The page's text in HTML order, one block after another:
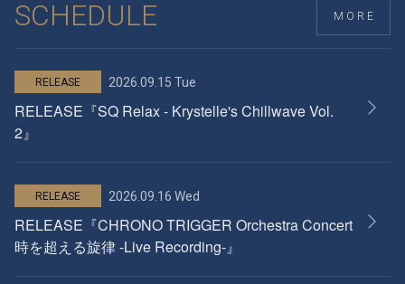
SCHEDULE
RELEASE 2026.09.15 Tue
RELEASE『SQ Relax - Krystelle's Chillwave Vol.
2』
RELEASE 2026.09.16 Wed
RELEASE『CHRONO TRIGGER Orchestra Concert
時を超える旋律 -Live Recording-』
MORE